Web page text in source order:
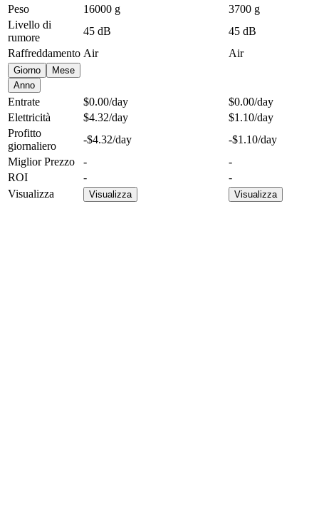
Peso
16000 g
3700 g
Livello di
rumore
45 dB
45 dB
Raffreddamento Air Air
Giorno
Mese
Anno
Entrate $0.00/day $0.00/day
Elettricità
$4.32/day $1.10/day
Profitto
giornaliero
-$4.32/day -$1.10/day
Miglior Prezzo
-
-
ROI
-
-
Visualizza
Visualizza Visualizza